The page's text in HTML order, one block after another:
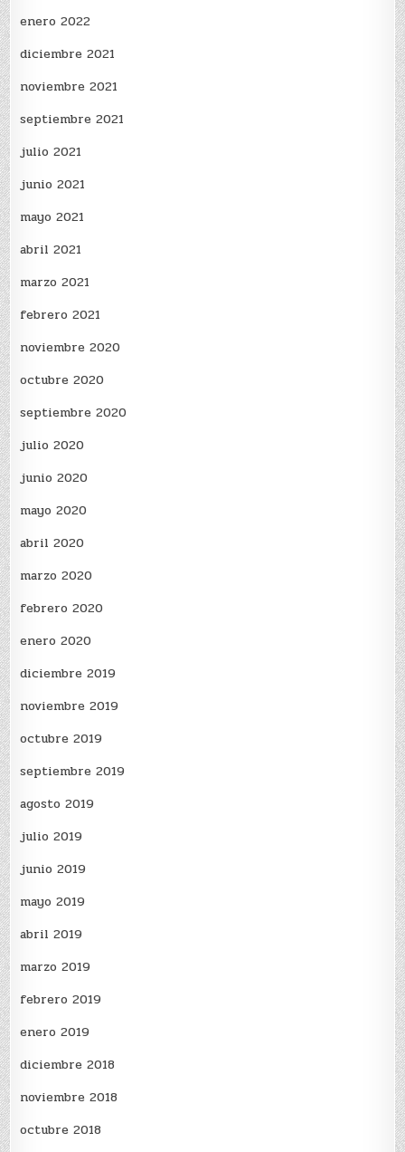
enero 2022
diciembre 2021
noviembre 2021
septiembre 2021
julio 2021
junio 2021
mayo 2021
abril 2021
marzo 2021
febrero 2021
noviembre 2020
octubre 2020
septiembre 2020
julio 2020
junio 2020
mayo 2020
abril 2020
marzo 2020
febrero 2020
enero 2020
diciembre 2019
noviembre 2019
octubre 2019
septiembre 2019
agosto 2019
julio 2019
junio 2019
mayo 2019
abril 2019
marzo 2019
febrero 2019
enero 2019
diciembre 2018
noviembre 2018
octubre 2018